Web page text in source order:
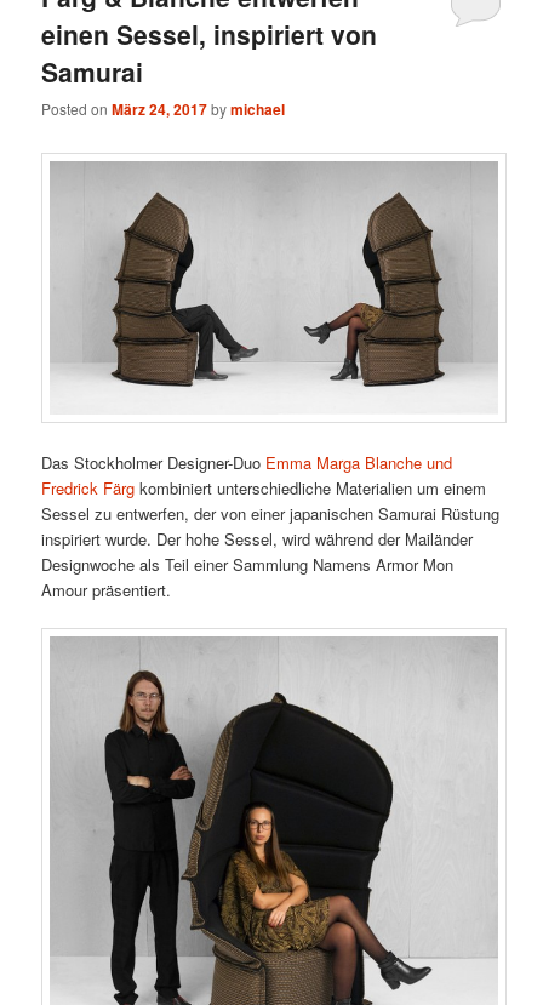
einen Sessel, inspiriert von
Samurai
Posted onMärz 24, 2017bymichael
Das Stockholmer Designer-Duo Emma Marga Blanche und
Fredrick Färg kombiniert unterschiedliche Materialien um einem
Sessel zu entwerfen, der von einer japanischen Samurai Rüstung
inspiriert wurde. Der hohe Sessel, wird während der Mailänder
Designwoche als Teil einer Sammlung Namens Armor Mon
Amour präsentiert.